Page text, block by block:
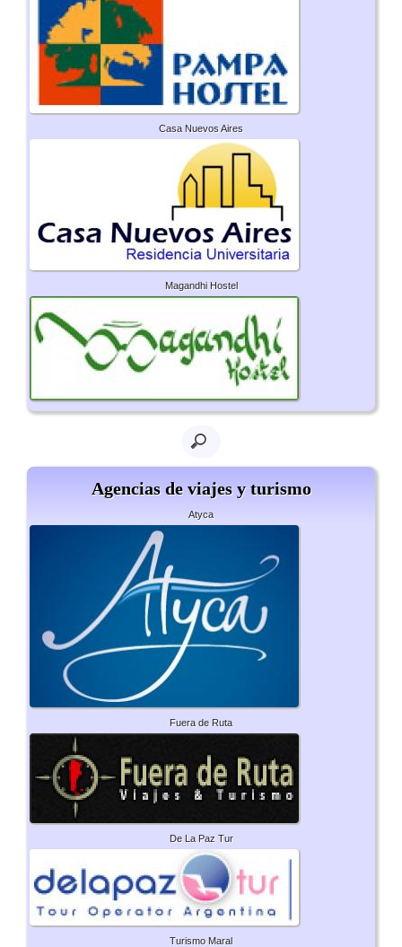
Casa Nuevos Aires
Magandhi Hostel
Agencias de viajes y turismo
Atyca
Fuera de Ruta
De La Paz Tur
Turismo Maral